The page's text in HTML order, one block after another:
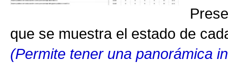
que se muestra el estado de
(Permite tener una panorámica